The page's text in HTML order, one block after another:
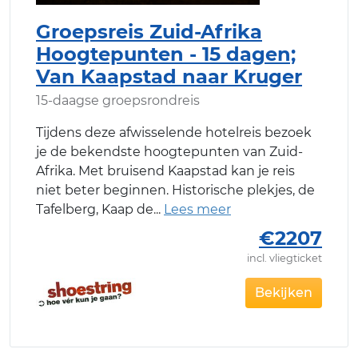
Groepsreis Zuid-Afrika
Hoogtepunten - 15 dagen;
Van Kaapstad naar Kruger
15-daagse groepsrondreis
Tijdens deze afwisselende hotelreis bezoek
je de bekendste hoogtepunten van Zuid-
Afrika. Met bruisend Kaapstad kan je reis
niet beter beginnen. Historische plekjes, de
Tafelberg, Kaap de
€2207
incl. vliegticket
Bekijken